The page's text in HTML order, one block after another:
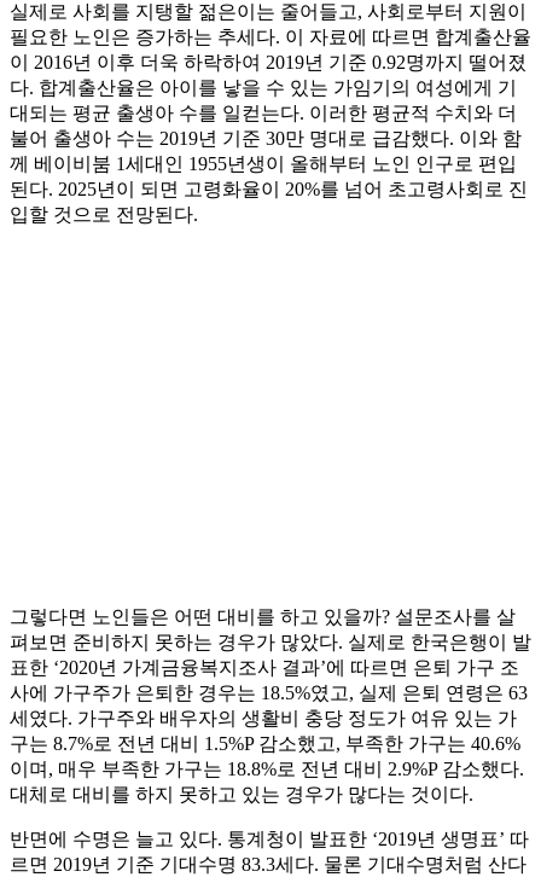
실제로 사회를 지탱할 젊은이는 줄어들고, 사회로부터 지원이
필요한 노인은 증가하는 추세다. 이 자료에 따르면 합계출산율
이 2016년 이후 더욱 하락하여 2019년 기준 0.92명까지 떨어졌
다. 합계출산율은 아이를 낳을 수 있는 가임기의 여성에게 기
대되는 평균 출생아 수를 일컫는다. 이러한 평균적 수치와 더
불어 출생아 수는 2019년 기준 30만 명대로 급감했다. 이와 함
께 베이비붐 1세대인 1955년생이 올해부터 노인 인구로 편입
된다. 2025년이 되면 고령화율이 20%를 넘어 초고령사회로 진
입할 것으로 전망된다.
그렇다면 노인들은 어떤 대비를 하고 있을까? 설문조사를 살
펴보면 준비하지 못하는 경우가 많았다. 실제로 한국은행이 발
표한 ‘2020년 가계금융복지조사 결과’에 따르면 은퇴 가구 조
사에 가구주가 은퇴한 경우는 18.5%였고, 실제 은퇴 연령은 63
세였다. 가구주와 배우자의 생활비 충당 정도가 여유 있는 가
구는 8.7%로 전년 대비 1.5%P 감소했고, 부족한 가구는 40.6%
이며, 매우 부족한 가구는 18.8%로 전년 대비 2.9%P 감소했다.
대체로 대비를 하지 못하고 있는 경우가 많다는 것이다.
반면에 수명은 늘고 있다. 통계청이 발표한 ‘2019년 생명표’ 따
르면 2019년 기준 기대수명 83.3세다. 물론 기대수명처럼 산다